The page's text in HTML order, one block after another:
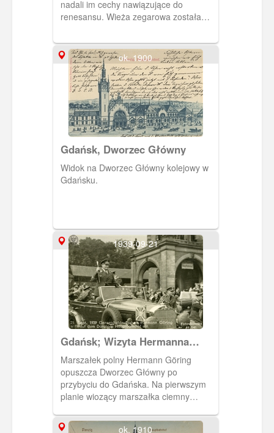
nadali im cechy nawiązujące do
renesansu. Wieża zegarowa została
przypomina zwieńczenie wieży
gdańskiego kościoła św. Katarzyny.
ok. 1900
Gdańsk, Dworzec Główny
Widok na Dworzec Główny kolejowy w
Gdańsku.
1939-09-21
Gdańsk; Wizyta Hermanna
Göringa w zajętym Gdańsku
Marszałek polny Hermann Göring
opuszcza Dworzec Główny po
przybyciu do Gdańska. Na pierwszym
planie wiozący marszałka ciemny
Mercedes (widoczny znak firmowy na
ok. 1910